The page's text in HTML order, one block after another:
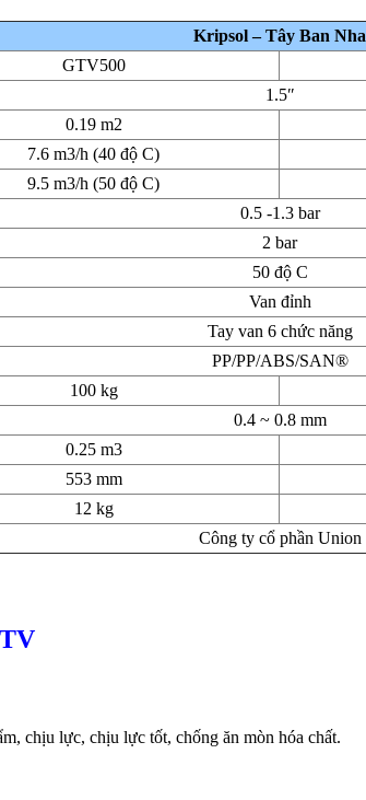
Kripsol – Tây Ban Nha
GTV500
1.5″
0.19 m2
7.6 m3/h (40 độ C)
9.5 m3/h (50 độ C)
0.5 -1.3 bar
2 bar
50 độ C
Van đỉnh
Tay van 6 chức năng
PP/PP/ABS/SAN®
100 kg
0.4 ~ 0.8 mm
0.25 m3
553 mm
12 kg
Công ty cổ phần Union
chịu lực, chịu lực tốt, chống ăn mòn hóa chất.